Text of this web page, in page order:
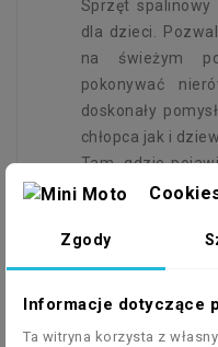
Sprzęt
dla dzieci.
na świeżym
pokonywać
doskonały
chłopca jak i
Tam, gdzie
ma miejsca
wrażeń
przeżycia.
Zgody
Informacje dotyczące
Ta witryna korzysta z